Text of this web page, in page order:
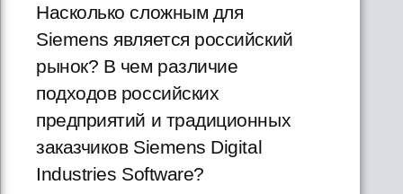
Насколько сложным для
Siemens является российский
рынок? В чем различие
подходов российских
предприятий и традиционных
заказчиков Siemens Digital
Industries Software?